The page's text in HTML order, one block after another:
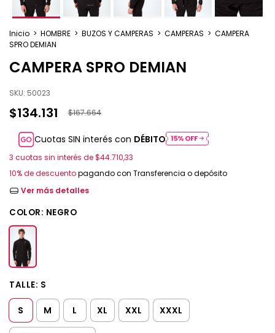
Inicio > HOMBRE > BUZOS Y CAMPERAS > CAMPERAS > CAMPERA
SPRO DEMIAN
CAMPERA SPRO DEMIAN
SKU: 50023
$134.131 $167.664
Cuotas SIN interés con DÉBITO
3 cuotas sin interés de$44.710,33
10% de descuentopagando con Transferencia o depósito
Ver más detalles
COLOR: NEGRO
TALLE: S
S M L XL XXL XXXL